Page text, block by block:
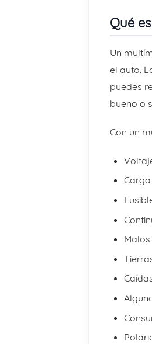
Qué
Un
el auto.
puedes
bueno o
Con un